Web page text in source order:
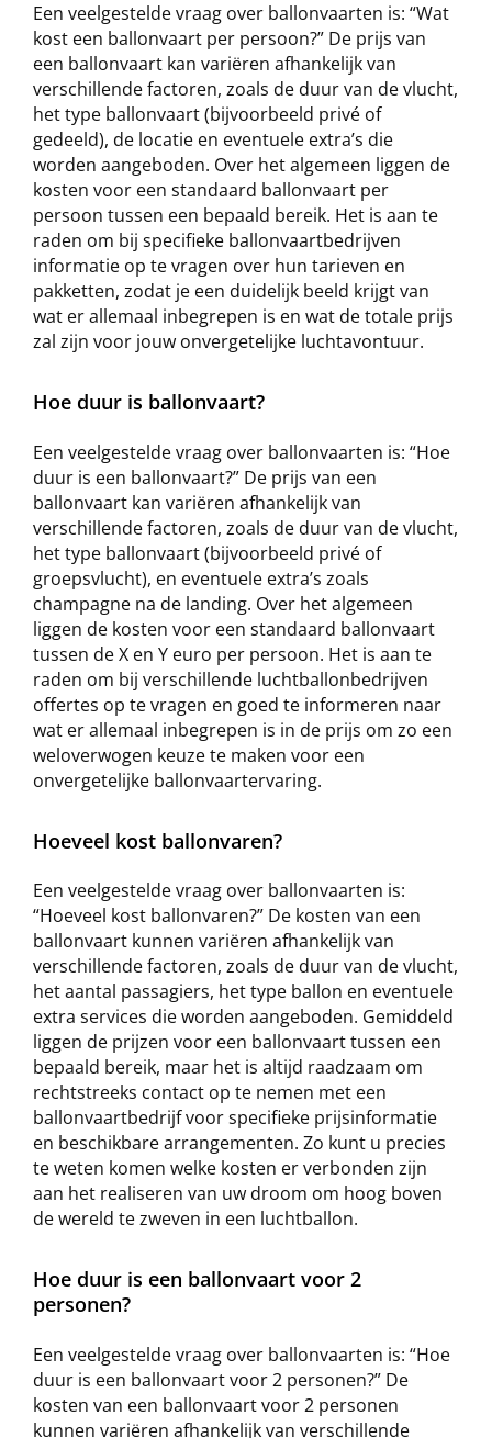
Een veelgestelde vraag over ballonvaarten is: “Wat
kost een ballonvaart per persoon?” De prijs van
een ballonvaart kan variëren afhankelijk van
verschillende factoren, zoals de duur van de vlucht,
het type ballonvaart (bijvoorbeeld privé of
gedeeld), de locatie en eventuele extra’s die
worden aangeboden. Over het algemeen liggen de
kosten voor een standaard ballonvaart per
persoon tussen een bepaald bereik. Het is aan te
raden om bij specifieke ballonvaartbedrijven
informatie op te vragen over hun tarieven en
pakketten, zodat je een duidelijk beeld krijgt van
wat er allemaal inbegrepen is en wat de totale prijs
zal zijn voor jouw onvergetelijke luchtavontuur.
Hoe duur is ballonvaart?
Een veelgestelde vraag over ballonvaarten is: “Hoe
duur is een ballonvaart?” De prijs van een
ballonvaart kan variëren afhankelijk van
verschillende factoren, zoals de duur van de vlucht,
het type ballonvaart (bijvoorbeeld privé of
groepsvlucht), en eventuele extra’s zoals
champagne na de landing. Over het algemeen
liggen de kosten voor een standaard ballonvaart
tussen de X en Y euro per persoon. Het is aan te
raden om bij verschillende luchtballonbedrijven
offertes op te vragen en goed te informeren naar
wat er allemaal inbegrepen is in de prijs om zo een
weloverwogen keuze te maken voor een
onvergetelijke ballonvaartervaring.
Hoeveel kost ballonvaren?
Een veelgestelde vraag over ballonvaarten is:
“Hoeveel kost ballonvaren?” De kosten van een
ballonvaart kunnen variëren afhankelijk van
verschillende factoren, zoals de duur van de vlucht,
het aantal passagiers, het type ballon en eventuele
extra services die worden aangeboden. Gemiddeld
liggen de prijzen voor een ballonvaart tussen een
bepaald bereik, maar het is altijd raadzaam om
rechtstreeks contact op te nemen met een
ballonvaartbedrijf voor specifieke prijsinformatie
en beschikbare arrangementen. Zo kunt u precies
te weten komen welke kosten er verbonden zijn
aan het realiseren van uw droom om hoog boven
de wereld te zweven in een luchtballon.
Hoe duur is een ballonvaart voor 2
personen?
Een veelgestelde vraag over ballonvaarten is: “Hoe
duur is een ballonvaart voor 2 personen?” De
kosten van een ballonvaart voor 2 personen
kunnen variëren afhankelijk van verschillende